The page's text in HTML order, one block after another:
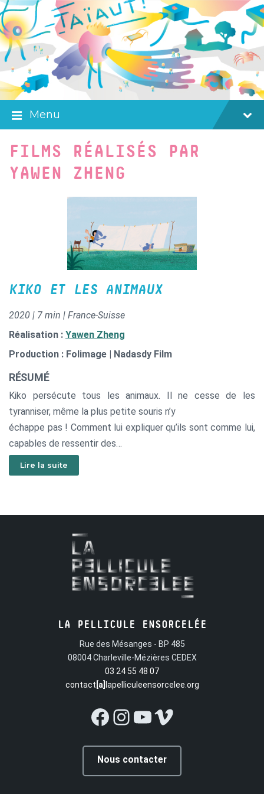
Skip
to
content
Skip
to
main
navigation
Skip
to
footer
Menu
FILMS RÉALISÉS PAR
YAWEN ZHENG
KIKO ET LES ANIMAUX
2020 | 7 min | France-Suisse
Réalisation : Yawen Zheng
Production : Folimage | Nadasdy Film
RÉSUMÉ
Kiko persécute tous les animaux. Il ne cesse de les
tyranniser, même la plus petite souris n’y
échappe pas ! Comment lui expliquer qu’ils sont comme lui,
capables de ressentir des
émotions, d’aimer, et qu’ils méritent le respect ?
Lire la suite
LA PELLICULE ENSORCELÉE
Rue des Mésanges - BP 485
08004 Charleville-Mézières CEDEX
03 24 55 48 07
contact [a] lapelliculeensorcelee.org
Facebook
Instagram
YouTube
Vimeo
Nous contacter